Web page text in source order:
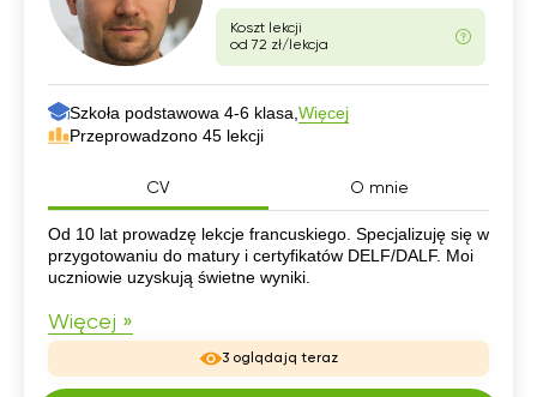
Koszt lekcji
od 72 zł/lekcja
Szkoła podstawowa 4-6 klasa, Więcej
Przeprowadzono 45 lekcji
CV O mnie
CV
Od 10 lat prowadzę lekcje francuskiego. Specjalizuję się w
przygotowaniu do matury i certyfikatów DELF/DALF. Moi
uczniowie uzyskują świetne wyniki.
Więcej »
3 oglądają teraz